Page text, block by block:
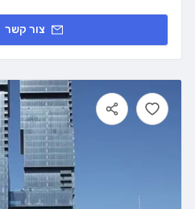
צור קשר